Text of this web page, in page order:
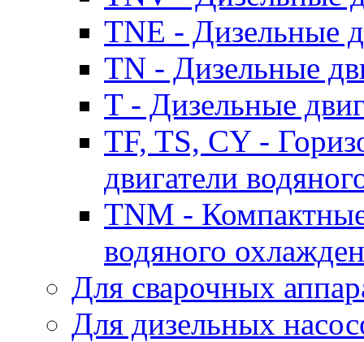
TNE - Дизельные
TN - Дизельные
T - Дизельные
TF, TS, CY -
двигатели
TNM -
водяного
Для сварочных
Для дизельных